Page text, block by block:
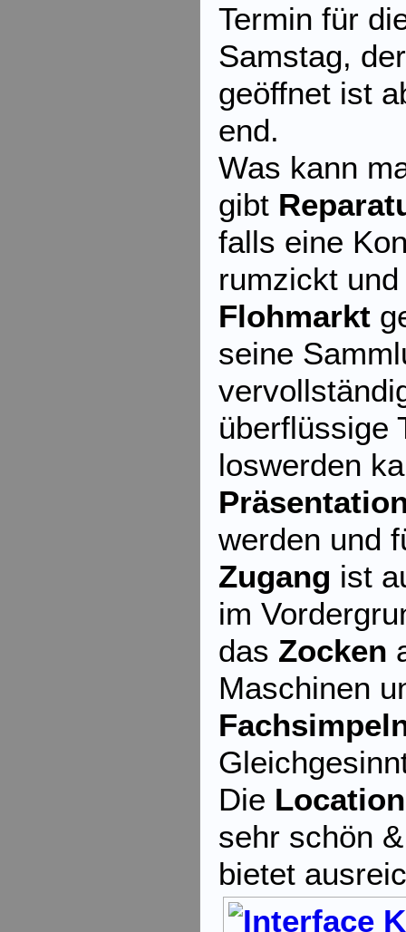
Termin für
Samstag,
geöffnet ist
end.
Was kann
gibt
falls eine
rumzickt
Flohmarkt
seine
überflüssige
loswerden
werden und
Zugang ist
im
das Zocken
Maschinen
Die Location
sehr schön
bietet